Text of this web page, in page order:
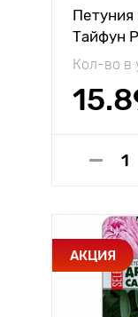
Петуния
Тайфун
Кол-во в
АКЦИЯ